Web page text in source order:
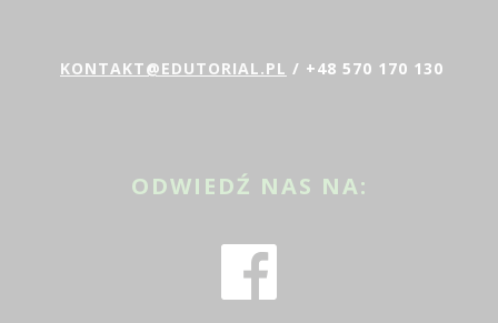
KONTAKT@EDUTORIAL.PL / +48 570 170 130
ODWIEDŹ NAS NA: